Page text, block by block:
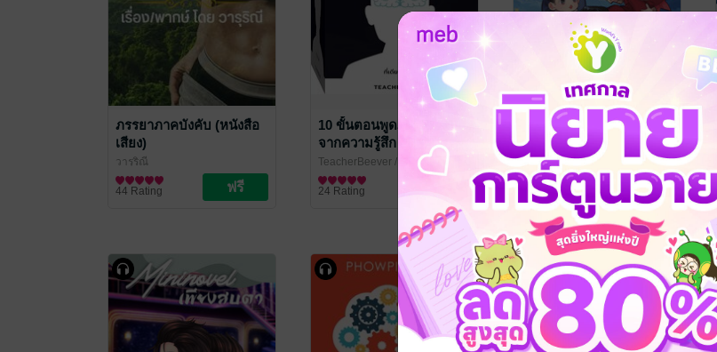
ภรรยาภาคบังคับ (หนังสือ
เสียง)
วารุริณี
นิยาย Girl Love/Yuri
44 Rating
10 ขั้นตอนพูดภาษาอังกฤษ
จากความรู้สึก 10 Steps to
Speak English from
Your Heart (หนังสือเสียง)
TeacherBeever /
TeacherBeever/BeeOrderband
ภาษา
24 Rating
Mini Novel เพียงจำนนฟ้า
ดิน (หนังสือเสียง)
นุ NU/ นุ
นิยายวาย Boy Love / Yaoi
66 Rating